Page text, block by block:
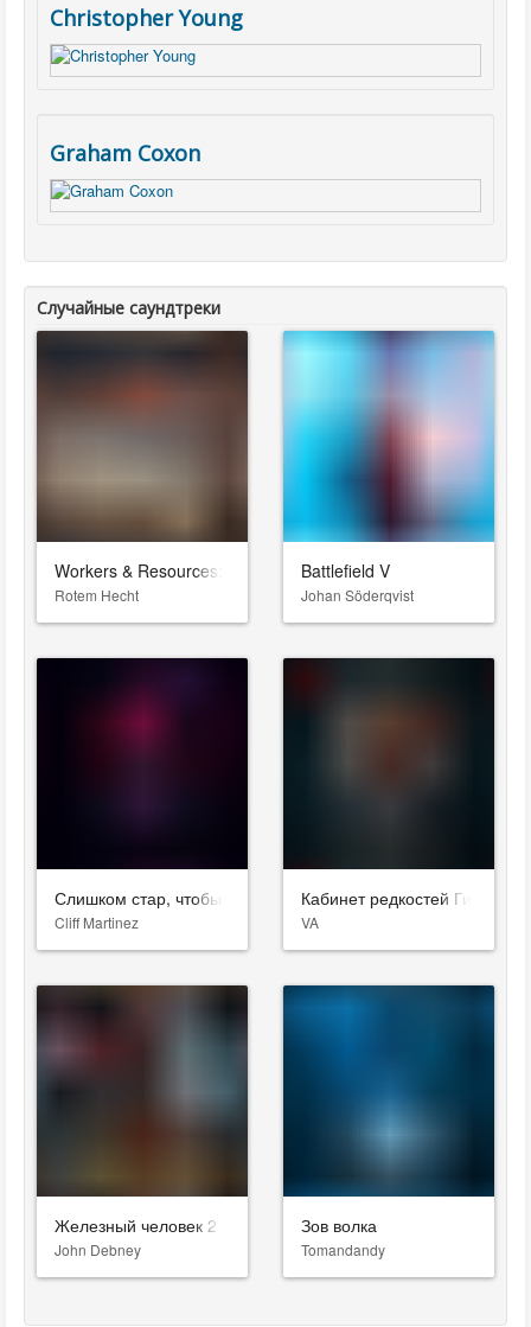
Christopher Young
Graham Coxon
Случайные саундтреки
Workers & Resources: Soviet Republic
Rotem Hecht
Battlefield V
Johan Söderqvist
Слишком стар, чтобы умереть молодым
Cliff Martinez
Кабинет редкостей
VA
Железный человек 2
John Debney
Зов волка
Tomandandy